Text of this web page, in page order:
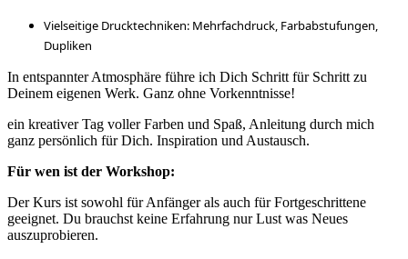
Vielseitige Drucktechniken: Mehrfachdruck, Farbabstufungen,
Dupliken
In entspannter Atmosphäre führe ich Dich Schritt für Schritt zu
Deinem eigenen Werk. Ganz ohne Vorkenntnisse!
ein kreativer Tag voller Farben und Spaß, Anleitung durch mich
ganz persönlich für Dich. Inspiration und Austausch.
Für wen ist der Workshop:
Der Kurs ist sowohl für Anfänger als auch für Fortgeschrittene
geeignet. Du brauchst keine Erfahrung nur Lust was Neues
auszuprobieren.